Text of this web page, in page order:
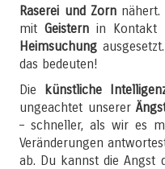
Raserei und Zornnähert.
mitGeistern in Kontakt
Heimsuchung
das bedeuten!
Die
künstliche
ungeachtet unserer
– schneller, als wir es
Veränderungen
ab. Du kannst die Angst